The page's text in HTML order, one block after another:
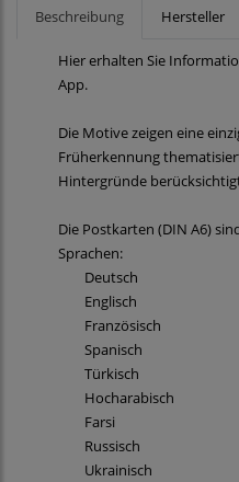
Beschreibung Hersteller
Hier erhalten Sie
App.
Die Motive zeigen eine
Früherkennung
Hintergründe
Die Postkarten (DIN A6)
Sprachen:
Deutsch
Englisch
Französisch
Spanisch
Türkisch
Hocharabisch
Farsi
Russisch
Ukrainisch